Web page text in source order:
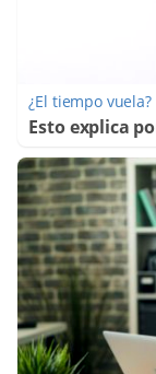
¿El tiempo vuela?
Esto explica